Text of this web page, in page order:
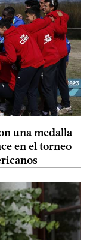
una medalla
en el torneo